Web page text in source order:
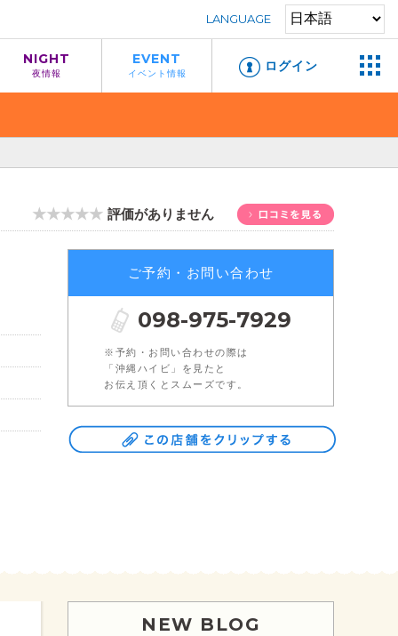
LANGUAGE
NIGHT
夜情報
EVENT
イベント情報 ログイン
★★★★★ 評価がありません
ご予約・お問い合わせ
098-975-7929
※予約・お問い合わせの際は
「沖縄ハイビ」を見たと
お伝え頂くとスムーズです。
NEW BLOG